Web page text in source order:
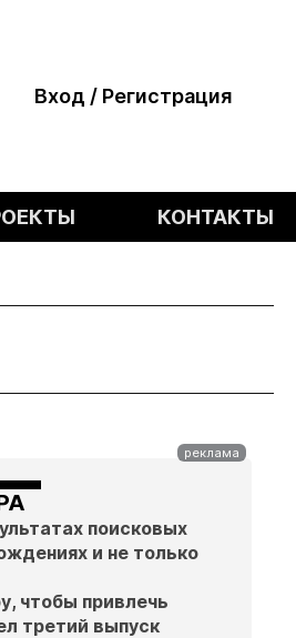
Вход / Регистрация
КОНТАКТЫ
поисковых
и не только
чтобы привлечь
третий выпуск